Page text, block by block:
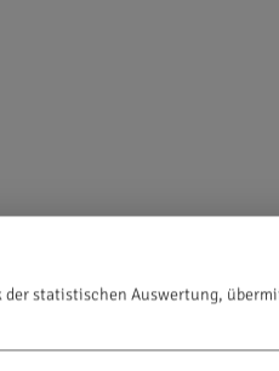
statistischen Auswertung,